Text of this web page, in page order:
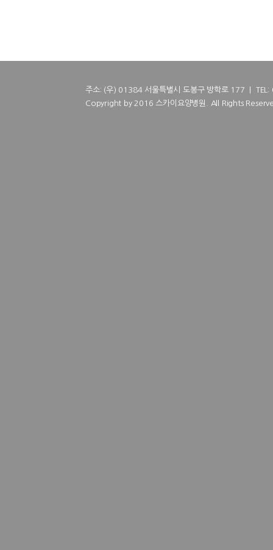
주소: (우) 01384 서울특별시 도봉구 방학로 177 |
Copyright by 2016 스카이요양병원. All Rights